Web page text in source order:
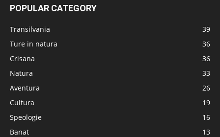
POPULAR CATEGORY
Transilvania
39
Ture in natura
36
Crisana
36
Natura
33
Aventura
26
Cultura
19
Speologie
16
Banat
13